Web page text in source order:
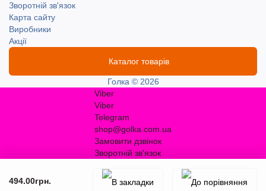
494.00грн.
Зворотній зв'язок
Карта сайту
Виробники
Акції
Каталог товарів
Голка © 2026
Viber
Viber
Telegram
shop@golka.com.ua
Замовити дзвінок
Зворотній зв'язок